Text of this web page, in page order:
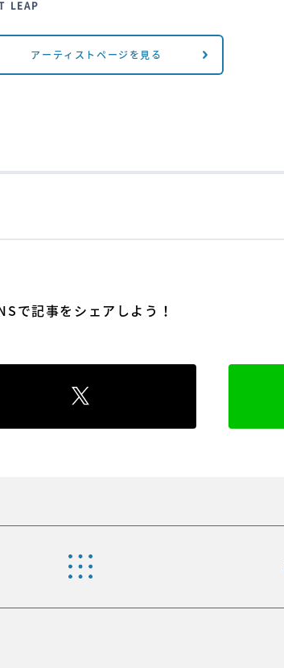
LEAP
アーティストページを見る
で記事をシェアしよう！